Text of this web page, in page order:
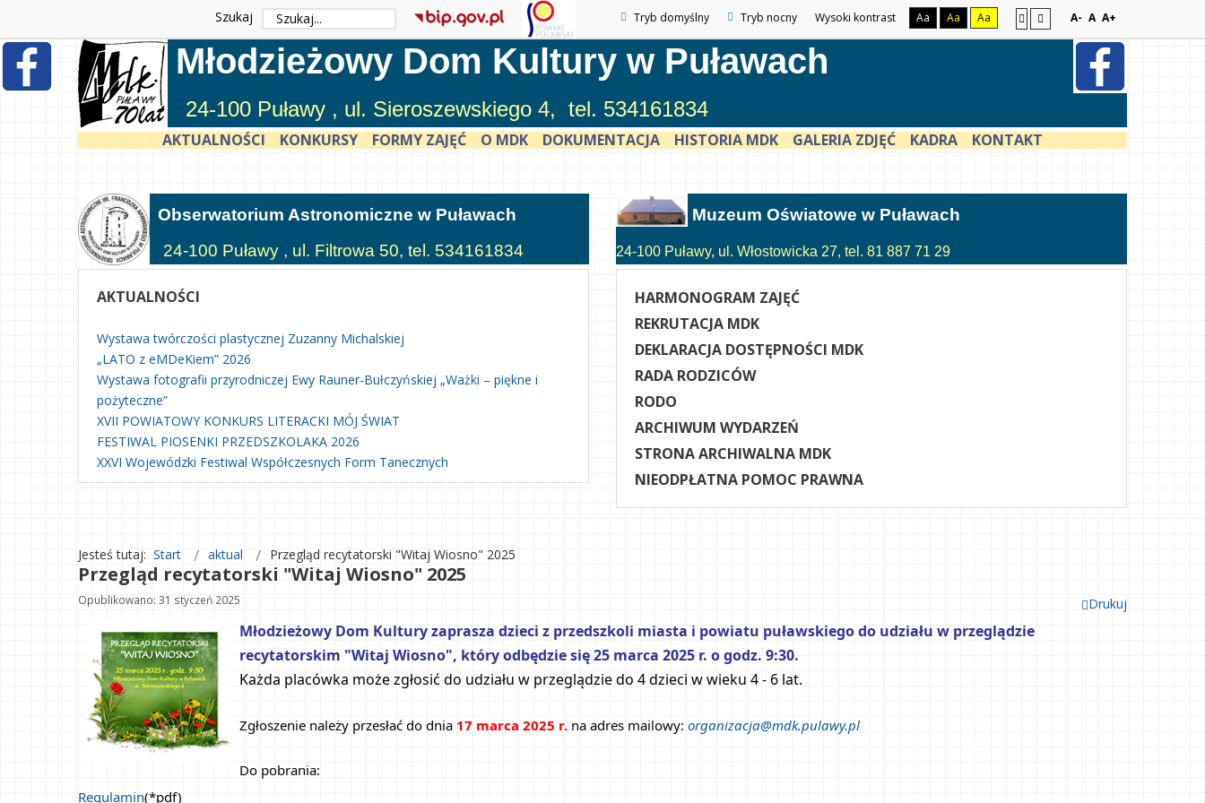
Tryb domyślny Tryb nocny Wysoki kontrast Aa Aa Aa A- A A+
Szukaj
Młodzieżowy Dom Kultury w Puławach
24-100 Puławy , ul. Sieroszewskiego 4, tel. 534161834
AKTUALNOŚCI KONKURSY FORMY ZAJĘĆ O MDK DOKUMENTACJA HISTORIA MDK GALERIA ZDJĘĆ KADRA KONTAKT
Obserwatorium Astronomiczne w Puławach
24-100 Puławy , ul. Filtrowa 50, tel. 534161834
AKTUALNOŚCI
Wystawa twórczości plastycznej Zuzanny Michalskiej
„LATO z eMDeKiem” 2026
Wystawa fotografii przyrodniczej Ewy Rauner-Bułczyńskiej „Ważki – piękne i
pożyteczne”
XVII POWIATOWY KONKURS LITERACKI MÓJ ŚWIAT
FESTIWAL PIOSENKI PRZEDSZKOLAKA 2026
XXVI Wojewódzki Festiwal Współczesnych Form Tanecznych
Muzeum Oświatowe w Puławach
24-100 Puławy, ul. Włostowicka 27, tel. 81 887 71 29
HARMONOGRAM ZAJĘĆ
REKRUTACJA MDK
DEKLARACJA DOSTĘPNOŚCI MDK
RADA RODZICÓW
RODO
ARCHIWUM WYDARZEŃ
STRONA ARCHIWALNA MDK
NIEODPŁATNA POMOC PRAWNA
Jesteś tutaj: Start aktual Przegląd recytatorski "Witaj Wiosno" 2025
Przegląd recytatorski "Witaj Wiosno" 2025
Drukuj
Opublikowano: 31 styczeń 2025
Młodzieżowy Dom Kultury zaprasza dzieci z przedszkoli miasta i powiatu puławskiego do udziału w przeglądzie
recytatorskim "Witaj Wiosno", który odbędzie się 25 marca 2025 r. o godz. 9:30.
Każda placówka może zgłosić do udziału w przeglądzie do 4 dzieci w wieku 4 - 6 lat.
Zgłoszenie należy przesłać do dnia 17 marca 2025 r. na adres mailowy: organizacja@mdk.pulawy.pl
Do pobrania:
Regulamin(*pdf)